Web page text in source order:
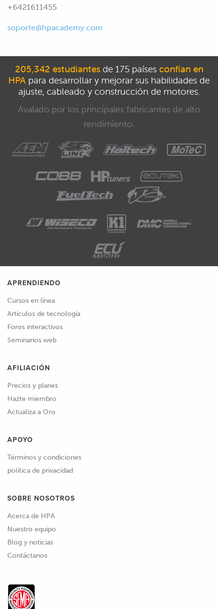
+6421611455
soporte@hpacademy.com
205,342 estudiantesde 175 países confían en
HPA para desarrollar y mejorar sus habilidades de
ajuste, cableado y construcción de motores.
Avalado por los principales fabricantes de alto
rendimiento.
APRENDIENDO
Cursos en línea
Artículos de tecnología
Foros interactivos
Seminarios web
AFILIACIÓN
Precios y planes
Hazte miembro
Actualiza a Oro
APOYO
Términos y condiciones
política de privacidad
SOBRE NOSOTROS
Acerca de HPA
Nuestro equipo
Blog y noticias
Contáctanos